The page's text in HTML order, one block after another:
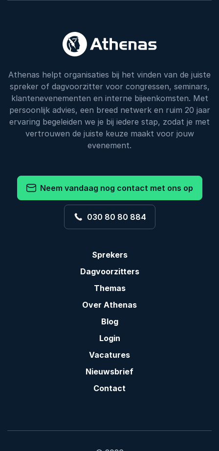
Athenas helpt organisaties bij het vinden van de juiste
spreker of dagvoorzitter voor congressen, seminars,
klantenevenementen en interne bijeenkomsten. Met
persoonlijk advies, een breed netwerk en ruim 20 jaar
ervaring begeleiden we je bij iedere stap, zodat je met
vertrouwen de juiste keuze maakt voor jouw
evenement.
Neem vandaag nog contact met ons op
030 80 80 884
Sprekers
Dagvoorzitters
Themas
Over Athenas
Blog
Login
Vacatures
Nieuwsbrief
Contact